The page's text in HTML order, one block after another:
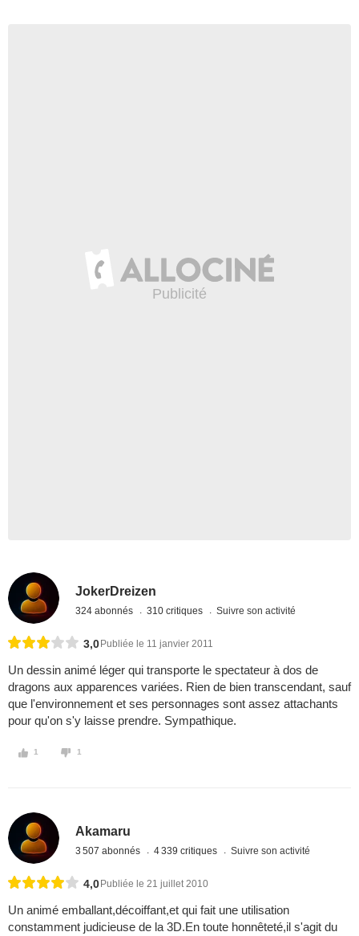
JokerDreizen
324 abonnés 310 critiques Suivre son activité
3,0 Publiée le 11 janvier 2011
Un dessin animé léger qui transporte le spectateur à dos de
dragons aux apparences variées. Rien de bien transcendant, sauf
que l'environnement et ses personnages sont assez attachants
pour qu'on s'y laisse prendre. Sympathique.
1 1
Akamaru
3 507 abonnés 4 339 critiques Suivre son activité
4,0 Publiée le 21 juillet 2010
Un animé emballant,décoiffant,et qui fait une utilisation
constamment judicieuse de la 3D.En toute honnêteté,il s'agit du